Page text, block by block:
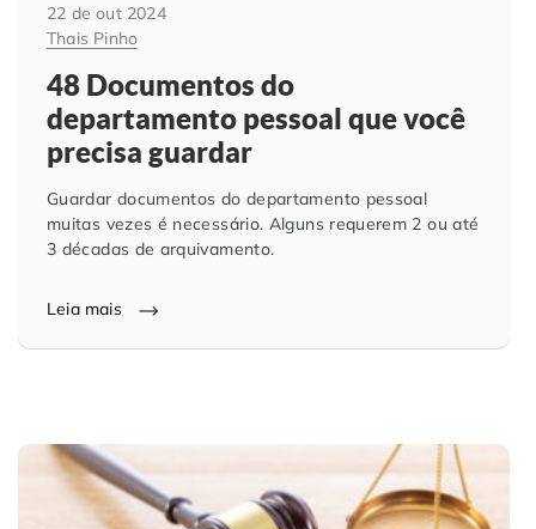
22 de out 2024
Thais Pinho
48 Documentos do
departamento pessoal que você
precisa guardar
Guardar documentos do departamento pessoal
muitas vezes é necessário. Alguns requerem 2 ou até
3 décadas de arquivamento.
Leia mais